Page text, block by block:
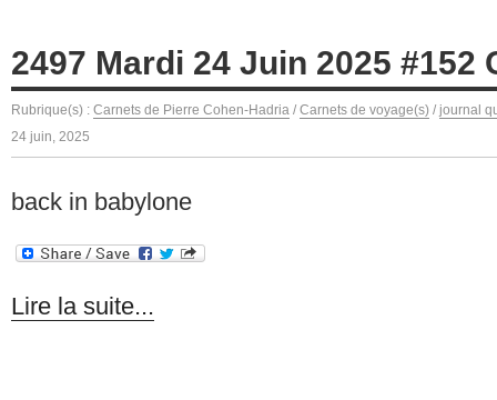
2497 Mardi 24 Juin 2025 #152
Rubrique(s) : Carnets de Pierre Cohen-Hadria / Carnets de voyage(s) / journal
24 juin, 2025
back in babylone
Lire la suite...